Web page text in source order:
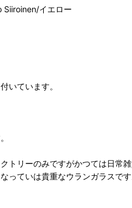
Siiroinen/イエロー
いています。
リーのみですがかつては日常雑
っていは貴重なウランガラスです